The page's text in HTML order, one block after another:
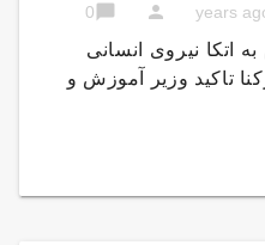
person
chat_bubble
0
اتکا نیروی انسانی
تاکید وزیر آموزش و